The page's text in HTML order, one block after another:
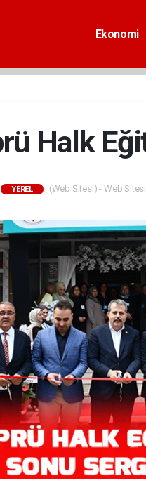
Ekonomi
Halk
YEREL (Web Sitesi) - Web